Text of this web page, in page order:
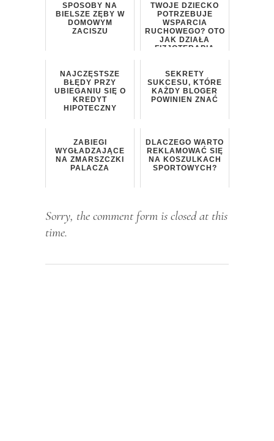
SPOSOBY NA
BIELSZE ZĘBY W
DOMOWYM
ZACISZU
TWOJE DZIECKO
POTRZEBUJE
WSPARCIA
RUCHOWEGO? OTO
JAK DZIAŁA
FIZJOTERAPIA
NAJCZĘSTSZE
BŁĘDY PRZY
UBIEGANIU SIĘ O
KREDYT
HIPOTECZNY
SEKRETY
SUKCESU, KTÓRE
KAŻDY BLOGER
POWINIEN ZNAĆ
ZABIEGI
WYGŁADZAJĄCE
NA ZMARSZCZKI
PALACZA
DLACZEGO WARTO
REKLAMOWAĆ SIĘ
NA KOSZULKACH
SPORTOWYCH?
Sorry, the comment form is closed at this
time.